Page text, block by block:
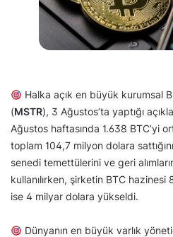
Halka açık en büyük kurumsal
(MSTR), 3 Ağustos’ta yaptığı
Ağustos haftasında 1.638 BTC’yi
toplam 104,7 milyon dolara
senedi temettülerini ve geri
kullanılırken, şirketin BTC
ise 4 milyar dolara yükseldi.
Dünyanın en büyük varlık